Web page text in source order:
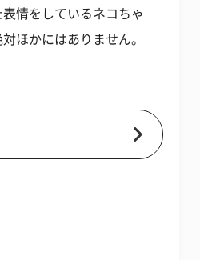
情をしているネコちゃ
ほかにはありません。